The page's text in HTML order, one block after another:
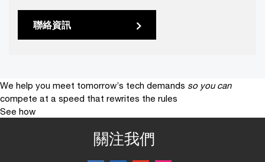
聯絡資訊
We help you meet tomorrow’s tech demands so you can
compete at a speed that rewrites the rules
See how
關注我們